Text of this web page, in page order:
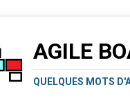
AGILE
QUELQUES MOTS